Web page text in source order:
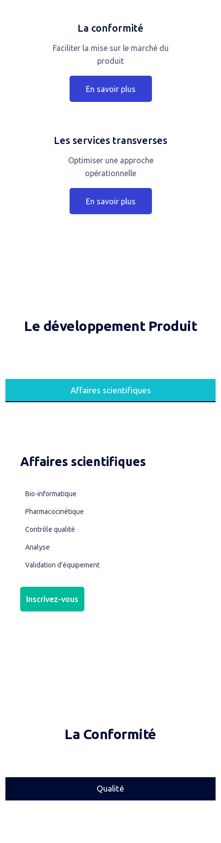
La conformité
Faciliter la mise sur le marché du
produit
En savoir plus
Les services transverses
Optimiser une approche
opérationnelle
En savoir plus
Le développement Produit
Affaires scientifiques
Affaires scientifiques
Bio-informatique
Pharmacocinétique
Contrôle qualité
Analyse
Validation d’équipement
Inscrivez-vous
La Conformité
Qualité